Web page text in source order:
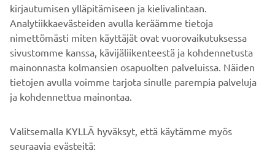
DISCOVER THE ATV/SXS SPORT RANGE
B2B
kirjautumisen ylläpitämiseen ja kielivalintaan.
Analytiikkaevästeiden avulla keräämme tietoja
nimettömästi miten käyttäjät ovat vuorovaikutuksessa
sivustomme kanssa, kävijäliikenteestä ja kohdennetusta
mainonnasta kolmansien osapuolten palveluissa. Näiden
tietojen avulla voimme tarjota sinulle parempia palveluja
ja kohdennettua mainontaa.
Valitsemalla KYLLÄ hyväksyt, että käytämme myös
seuraavia evästeitä: